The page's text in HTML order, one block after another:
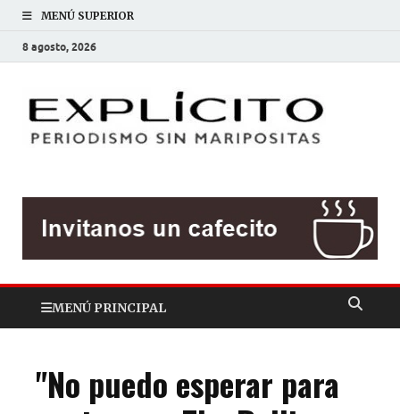
MENÚ SUPERIOR
8 agosto, 2026
MENÚ PRINCIPAL
"No puedo esperar para